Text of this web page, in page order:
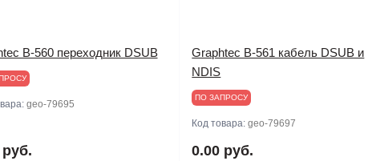
B-560 переходник DSUB
geo-79695
Graphtec B-561 кабель DSUB и
NDIS
ПО ЗАПРОСУ
Код товара:geo-79697
0.00 руб.